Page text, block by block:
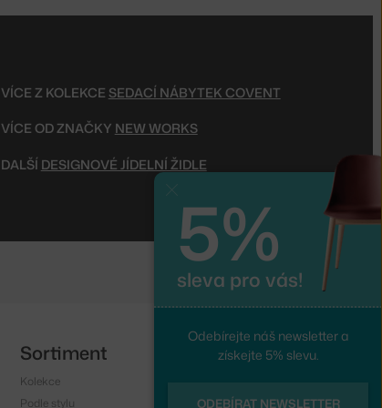
VÍCE Z KOLEKCE SEDACÍ NÁBYTEK COVENT
VÍCE OD ZNAČKY NEW WORKS
DALŠÍ DESIGNOVÉ JÍDELNÍ ŽIDLE
5%
sleva pro vás!
Odebírejte náš newsletter a
získejte 5% slevu.
ODEBÍRAT NEWSLETTER
Sortiment
Kolekce
Podle stylu
Sledujte nás
Facebook